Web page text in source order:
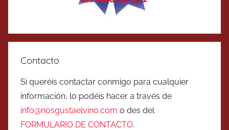
Contacto
Si queréis contactar conmigo para cualquier
información, lo podéis hacer a través de
info@nosgustaelvino.com o des del
FORMULARIO DE CONTACTO.